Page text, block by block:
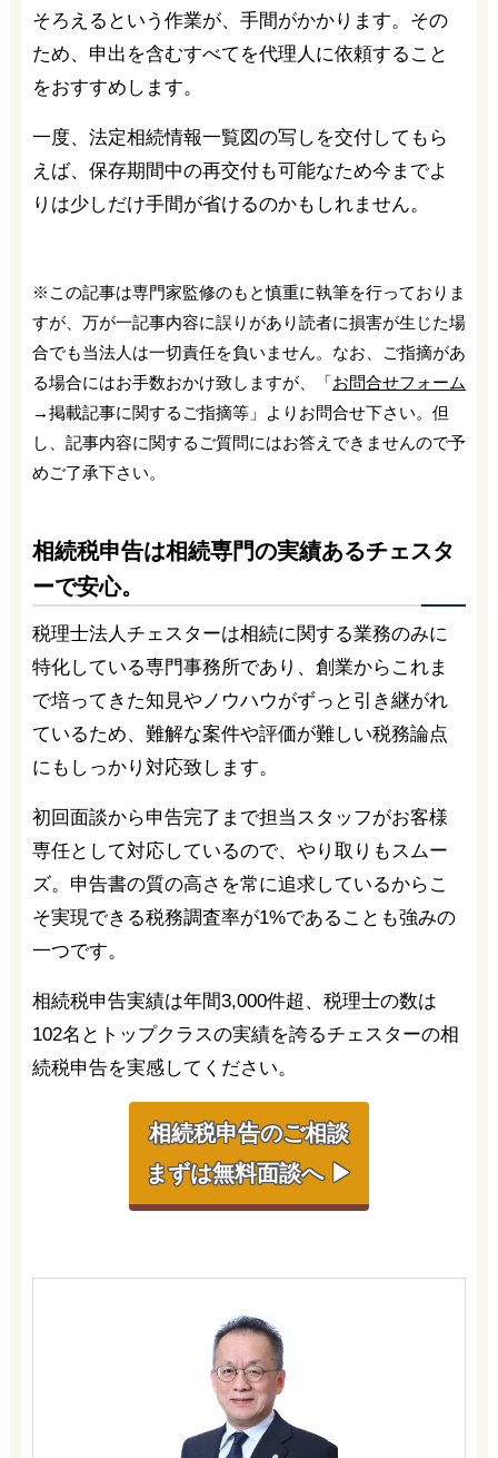
そろえるという作業が、手間がかかります。その
ため、申出を含むすべてを代理人に依頼すること
をおすすめします。
一度、法定相続情報一覧図の写しを交付してもら
えば、保存期間中の再交付も可能なため今までよ
りは少しだけ手間が省けるのかもしれません。
※この記事は専門家監修のもと慎重に執筆を行っておりま
すが、万が一記事内容に誤りがあり読者に損害が生じた場
合でも当法人は一切責任を負いません。なお、ご指摘があ
る場合にはお手数おかけ致しますが、「お問合せフォーム
→掲載記事に関するご指摘等」よりお問合せ下さい。但
し、記事内容に関するご質問にはお答えできませんので予
めご了承下さい。
相続税申告は相続専門の実績あるチェスタ
ーで安心。
税理士法人チェスターは相続に関する業務のみに
特化している専門事務所であり、創業からこれま
で培ってきた知見やノウハウがずっと引き継がれ
ているため、難解な案件や評価が難しい税務論点
にもしっかり対応致します。
初回面談から申告完了まで担当スタッフがお客様
専任として対応しているので、やり取りもスムー
ズ。申告書の質の高さを常に追求しているからこ
そ実現できる税務調査率が1%であることも強みの
一つです。
相続税申告実績は年間3,000件超、税理士の数は
102名とトップクラスの実績を誇るチェスターの相
続税申告を実感してください。
相続税申告のご相談
まずは無料面談へ ▶